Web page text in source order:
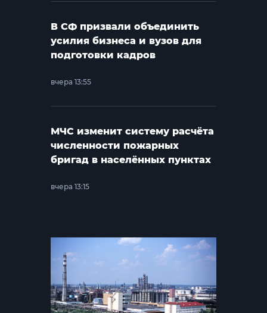
В СФ призвали объединить
усилия бизнеса и вузов для
подготовки кадров
вчера 13:55
МЧС изменит систему расчёта
численности пожарных
бригад в населённых пунктах
вчера 13:15